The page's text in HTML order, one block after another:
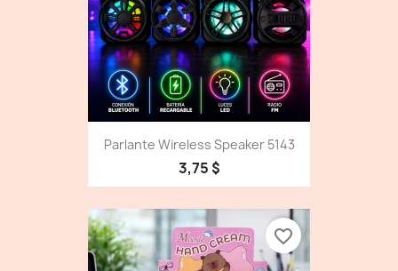
Parlante Wireless Speaker 5143
3,75 $
favorite_border